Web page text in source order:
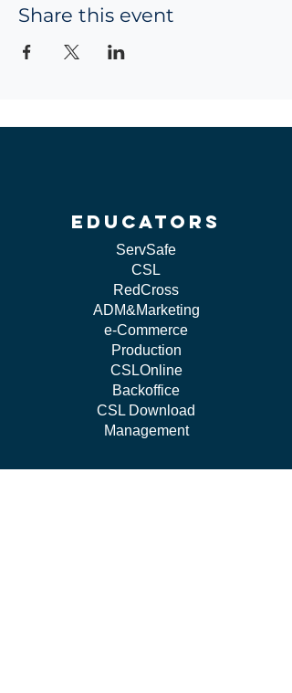
Share this event
educators
ServSafe
CSL
RedCross
ADM&Marketing
e-Commerce
Production
CSLOnline
Backoffice
CSL Download
Management